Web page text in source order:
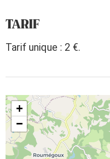
TARIF
Tarif unique : 2 €.
+
−